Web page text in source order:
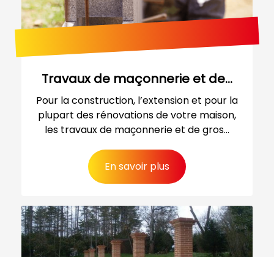
Travaux de maçonnerie et de...
Pour la construction, l’extension et pour la
plupart des rénovations de votre maison,
les travaux de maçonnerie et de gros...
En savoir plus